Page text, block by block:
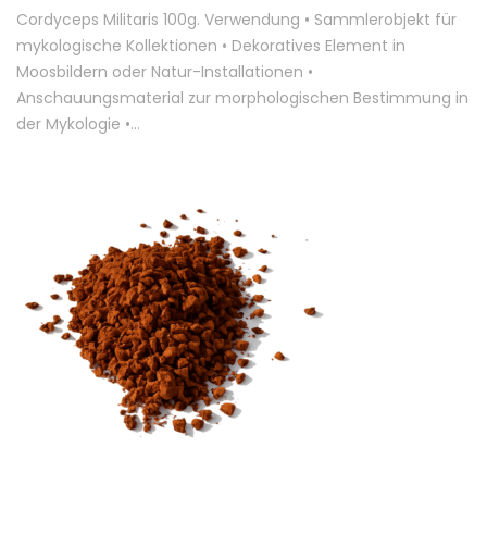
Cordyceps Militaris 100g. Verwendung • Sammlerobjekt für
mykologische Kollektionen • Dekoratives Element in
Moosbildern oder Natur-Installationen •
Anschauungsmaterial zur morphologischen Bestimmung in
der Mykologie •…